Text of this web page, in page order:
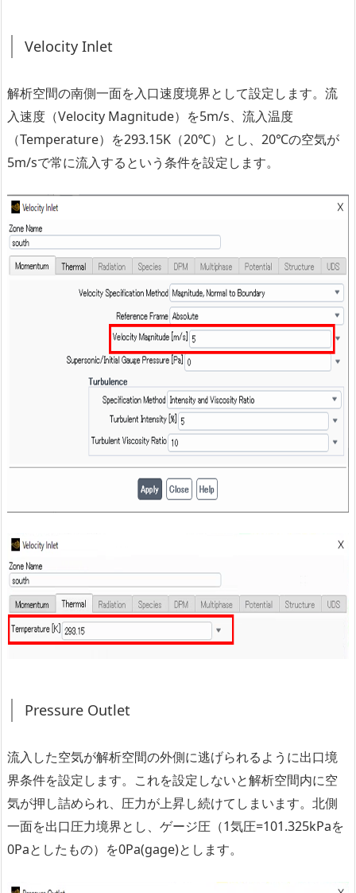
Velocity Inlet
解析空間の南側一面を入口速度境界として設定します。流
入速度（Velocity Magnitude）を5m/s、流入温度
（Temperature）を293.15K（20℃）とし、20℃の空気が
5m/sで常に流入するという条件を設定します。
Pressure Outlet
流入した空気が解析空間の外側に逃げられるように出口境
界条件を設定します。これを設定しないと解析空間内に空
気が押し詰められ、圧力が上昇し続けてしまいます。北側
一面を出口圧力境界とし、ゲージ圧（1気圧=101.325kPaを
0Paとしたもの）を0Pa(gage)とします。